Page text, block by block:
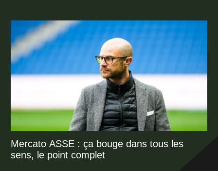
Mercato ASSE : ça bouge dans tous les
sens, le point complet